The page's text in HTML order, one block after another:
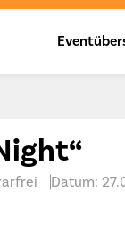
Datum: